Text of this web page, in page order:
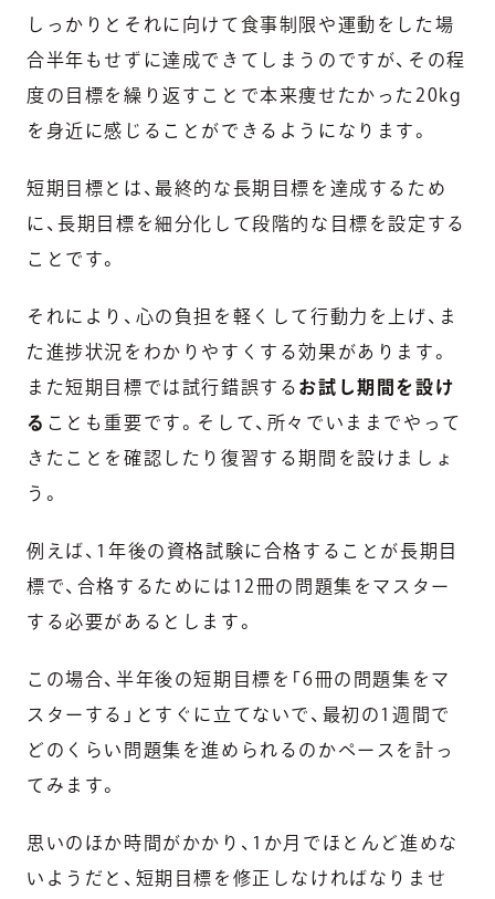
しっかりとそれに向けて食事制限や運動をした場
合半年もせずに達成できてしまうのですが、その程
度の目標を繰り返すことで本来痩せたかった20kg
を身近に感じることができるようになります。
短期目標とは、最終的な長期目標を達成するため
に、長期目標を細分化して段階的な目標を設定する
ことです。
それにより、心の負担を軽くして行動力を上げ、ま
た進捗状況をわかりやすくする効果があります。
また短期目標では試行錯誤する お試し期間を設け
る ことも重要です。そして、所々でいままでやって
きたことを確認したり復習する期間を設けましょ
う。
例えば、1年後の資格試験に合格することが長期目
標で、合格するためには12冊の問題集をマスター
する必要があるとします。
この場合、半年後の短期目標を「6冊の問題集をマ
スターする」とすぐに立てないで、最初の1週間で
どのくらい問題集を進められるのかペースを計っ
てみます。
思いのほか時間がかかり、1か月でほとんど進めな
いようだと、短期目標を修正しなければなりませ